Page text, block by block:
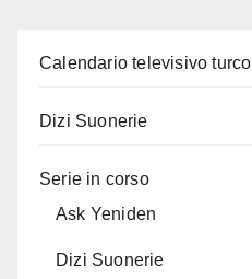
Calendario televisivo turco
Dizi Suonerie
Serie in corso
Ask Yeniden
Dizi Suonerie